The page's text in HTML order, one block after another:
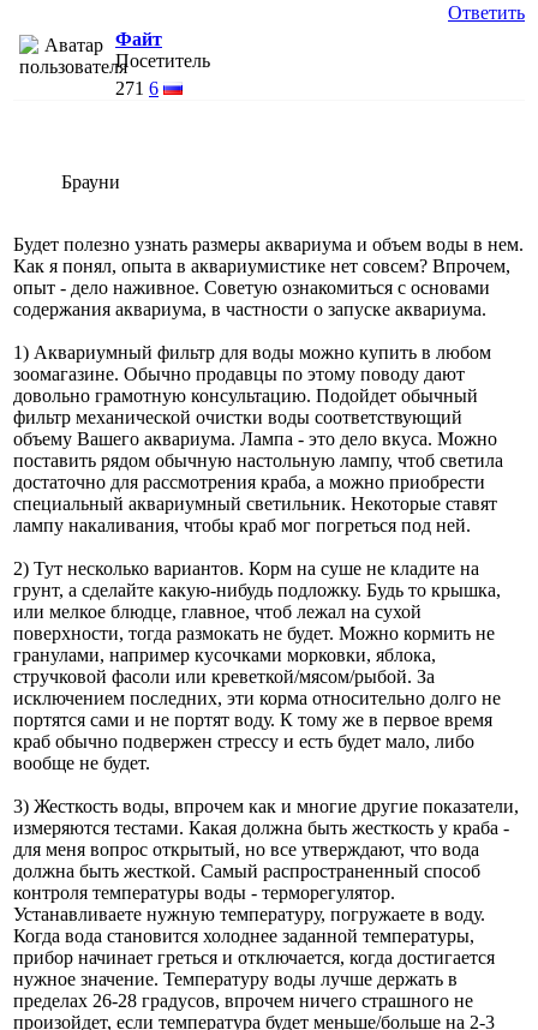
Ответить
Файт
Посетитель
271 6
Брауни
Будет полезно узнать размеры аквариума и объем воды в нем.
Как я понял, опыта в аквариумистике нет совсем? Впрочем,
опыт - дело наживное. Советую ознакомиться с основами
содержания аквариума, в частности о запуске аквариума.
1) Аквариумный фильтр для воды можно купить в любом
зоомагазине. Обычно продавцы по этому поводу дают
довольно грамотную консультацию. Подойдет обычный
фильтр механической очистки воды соответствующий
объему Вашего аквариума. Лампа - это дело вкуса. Можно
поставить рядом обычную настольную лампу, чтоб светила
достаточно для рассмотрения краба, а можно приобрести
специальный аквариумный светильник. Некоторые ставят
лампу накаливания, чтобы краб мог погреться под ней.
2) Тут несколько вариантов. Корм на суше не кладите на
грунт, а сделайте какую-нибудь подложку. Будь то крышка,
или мелкое блюдце, главное, чтоб лежал на сухой
поверхности, тогда размокать не будет. Можно кормить не
гранулами, например кусочками морковки, яблока,
стручковой фасоли или креветкой/мясом/рыбой. За
исключением последних, эти корма относительно долго не
портятся сами и не портят воду. К тому же в первое время
краб обычно подвержен стрессу и есть будет мало, либо
вообще не будет.
3) Жесткость воды, впрочем как и многие другие показатели,
измеряются тестами. Какая должна быть жесткость у краба -
для меня вопрос открытый, но все утверждают, что вода
должна быть жесткой. Самый распространенный способ
контроля температуры воды - терморегулятор.
Устанавливаете нужную температуру, погружаете в воду.
Когда вода становится холоднее заданной температуры,
прибор начинает греться и отключается, когда достигается
нужное значение. Температуру воды лучше держать в
пределах 26-28 градусов, впрочем ничего страшного не
произойдет, если температура будет меньше/больше на 2-3